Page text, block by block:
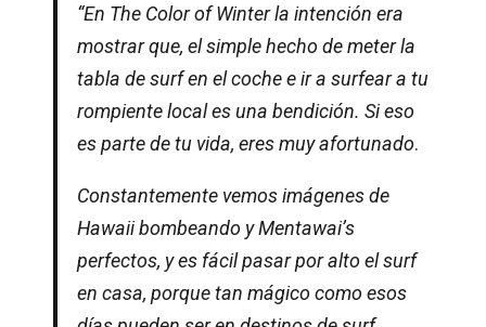
“En The Color of Winter la intención era
mostrar que, el simple hecho de meter la
tabla de surf en el coche e ir a surfear a tu
rompiente local es una bendición. Si eso
es parte de tu vida, eres muy afortunado.
Constantemente vemos imágenes de
Hawaii bombeando y Mentawai’s
perfectos, y es fácil pasar por alto el surf
en casa, porque tan mágico como esos